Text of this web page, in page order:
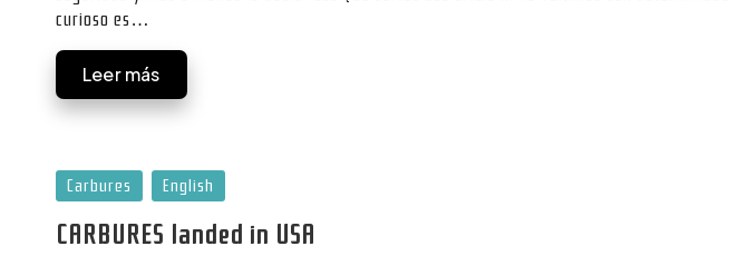
curioso es…
Leer más
Publicada
en
Carbures English
CARBURES landed in USA